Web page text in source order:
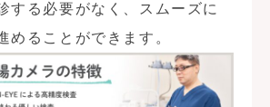
する必要がなく、スムーズに
めることができます。